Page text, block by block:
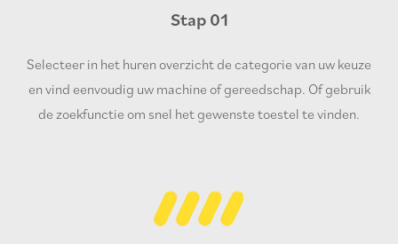
Stap 01
Selecteer in het huren overzicht de categorie van uw keuze
en vind eenvoudig uw machine of gereedschap. Of gebruik
de zoekfunctie om snel het gewenste toestel te vinden.